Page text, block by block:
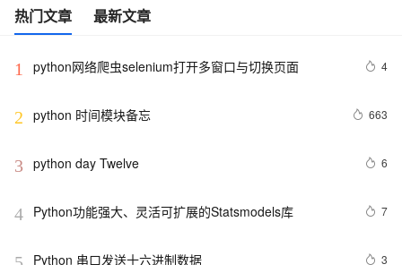
热门文章 最新文章
1 python网络爬虫selenium打开多窗口与切换页面 4
2 python 时间模块备忘 663
3 python day Twelve 6
4 Python功能强大、灵活可扩展的Statsmodels库 7
5 Python 串口发送十六进制数据 3